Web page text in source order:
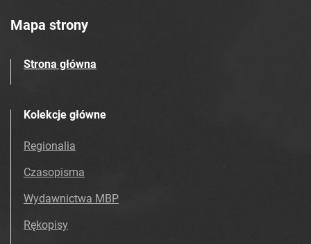
Mapa strony
Strona główna
Kolekcje główne
Regionalia
Czasopisma
Wydawnictwa MBP
Rękopisy